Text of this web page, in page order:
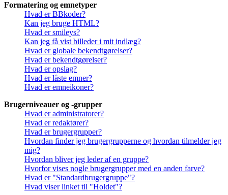
Formatering og emnetyper
Hvad er BBkoder?
Kan jeg bruge HTML?
Hvad er smileys?
Kan jeg få vist billeder i mit indlæg?
Hvad er globale bekendtgørelser?
Hvad er bekendtgørelser?
Hvad er opslag?
Hvad er låste emner?
Hvad er emneikoner?
Brugerniveauer og -grupper
Hvad er administratorer?
Hvad er redaktører?
Hvad er brugergrupper?
Hvordan finder jeg brugergrupperne og hvordan tilmelder jeg
mig?
Hvordan bliver jeg leder af en gruppe?
Hvorfor vises nogle brugergrupper med en anden farve?
Hvad er "Standardbrugergruppe"?
Hvad viser linket til "Holdet"?